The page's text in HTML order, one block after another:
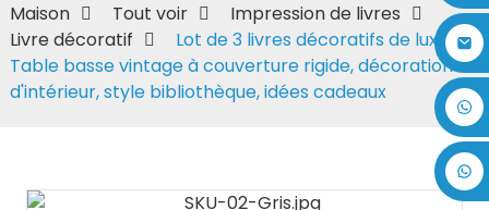
+86 17875305714
Maison Tout voir
Impression de livres
Livre décoratif
Lot de 3 livres décoratifs de luxe –
Table basse vintage à couverture rigide, décoration
d'intérieur, style bibliothèque, idées cadeaux